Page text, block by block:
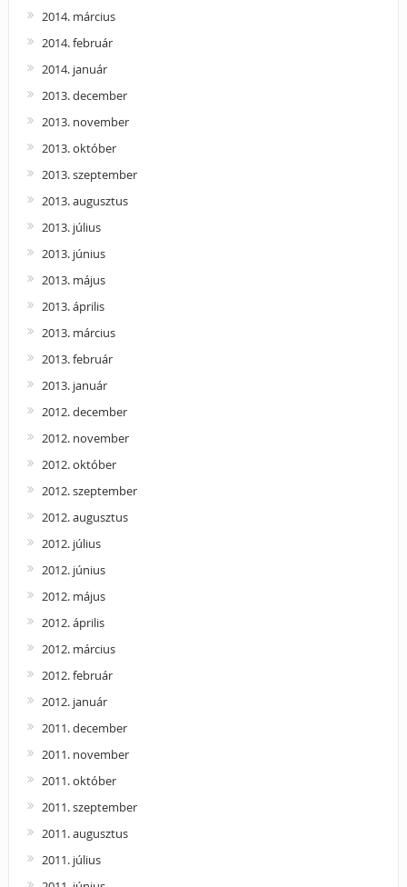
2014. március
2014. február
2014. január
2013. december
2013. november
2013. október
2013. szeptember
2013. augusztus
2013. július
2013. június
2013. május
2013. április
2013. március
2013. február
2013. január
2012. december
2012. november
2012. október
2012. szeptember
2012. augusztus
2012. július
2012. június
2012. május
2012. április
2012. március
2012. február
2012. január
2011. december
2011. november
2011. október
2011. szeptember
2011. augusztus
2011. július